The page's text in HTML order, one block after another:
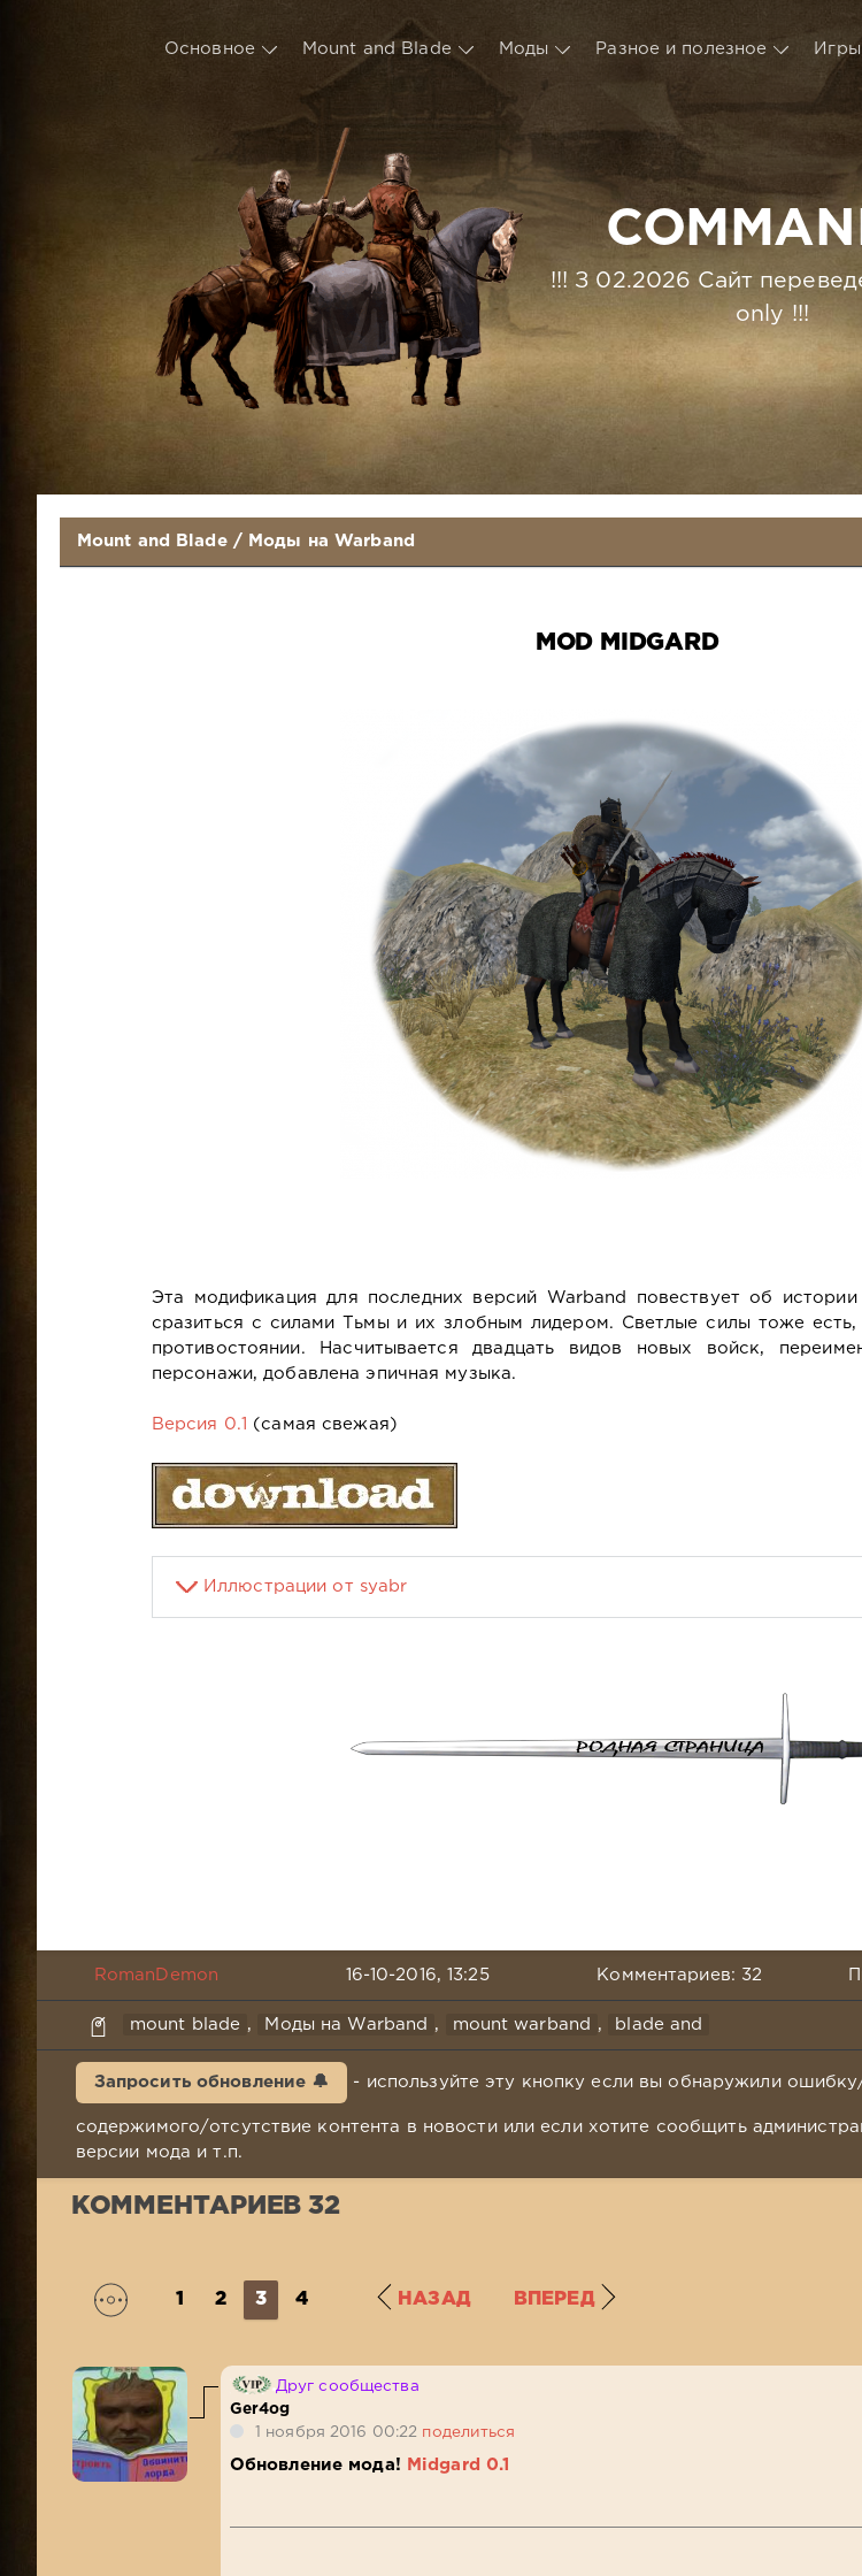
Основное Mount and Blade Моды Разное и полезное Игры
!!! З 02.2026 Сайт
only !!!
Mount and Blade/ Моды на Warband
MOD MIDGARD
Эта модификация для последних версий Warband повествует об
сразиться с силами Тьмы и их злобным лидером. Светлые силы тоже
противостоянии. Насчитывается двадцать видов новых войск,
персонажи, добавлена эпичная музыка.
Версия 0.1 (самая свежая)
Иллюстрации от syabr
RomanDemon 16-10-2016, 13:25 Комментариев: 32
mount blade , Моды на Warband , mount warband , blade and
Запросить обновление 🔔 - используйте эту кнопку если вы обнаружили
содержимого/отсутствие контента в новости или если хотите сообщить
версии мода и т.п.
КОММЕНТАРИЕВ 32
1 2 3 4 НАЗАД ВПЕРЕД
Друг сообщества
Ger4og
1 ноября 2016 00:22 поделиться
Обновление мода! Midgard 0.1